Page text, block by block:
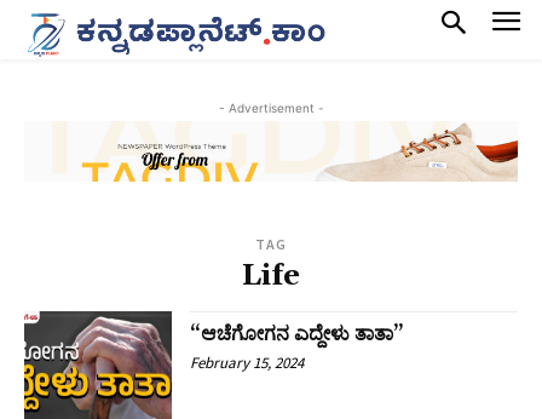
- Advertisement -
TAG
Life
“ಆಚೆಗೋಗನ ಎದ್ದೇಳು ತಾತಾ”
February 15, 2024